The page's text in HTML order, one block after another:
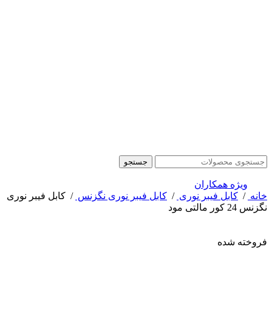
جستجو
ویژه همکاران
خانه / کابل فیبر نوری / کابل فیبر نوری نگزنس / کابل فیبر نوری
نگزنس 24 کور مالتی مود
فروخته شده